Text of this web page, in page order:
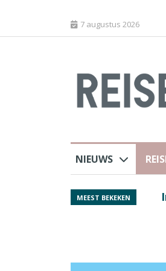
7 augustus 2026
NIEUWS
MEEST BEKEKEN